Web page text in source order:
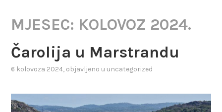
MJESEC: KOLOVOZ 2024.
Čarolija u Marstrandu
6 kolovoza 2024, objavljeno u uncategorized